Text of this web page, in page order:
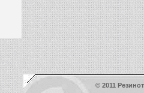
© 2011